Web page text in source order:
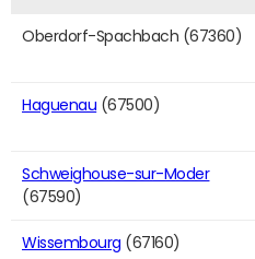
Oberdorf-Spachbach (67360)
Haguenau (67500)
Schweighouse-sur-Moder
(67590)
Wissembourg (67160)